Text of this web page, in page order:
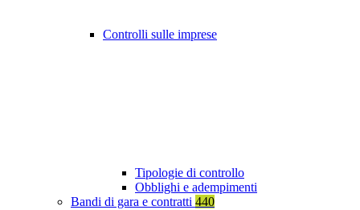
Controlli sulle imprese
Tipologie di controllo
Obblighi e adempimenti
Bandi di gara e contratti 440